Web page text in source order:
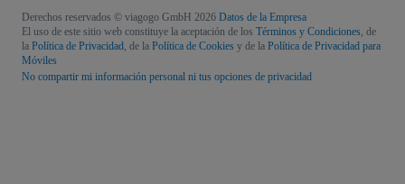
Derechos reservados © viagogo GmbH 2026 Datos de la Empresa
El uso de este sitio web constituye la aceptación de los Términos y Condiciones , de
la Política de Privacidad , de la Política de Cookies y de la Política de Privacidad para
Móviles
No compartir mi información personal ni tus opciones de privacidad